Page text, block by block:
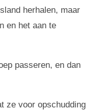
herhalen, maar
en het aan te
passeren, en dan
ze voor opschudding